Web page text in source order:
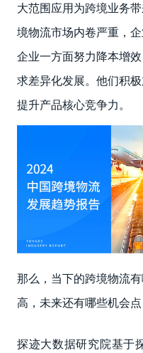
大范围应用为跨境业务
境物流市场内卷严重，
企业一方面努力降本增
求差异化发展。他们积
提升产品核心竞争力。
那么，当下的跨境物流
高，未来还有哪些机会点
探迹大数据研究院基于